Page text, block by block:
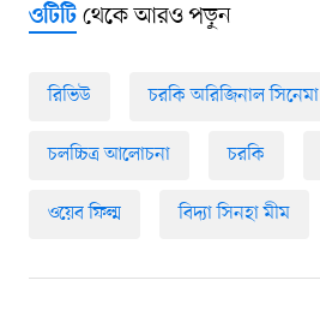
ওটিটিথেকে আরও পড়ুন
রিভিউ চরকি অরিজিনাল সিনেমা
চলচ্চিত্র আলোচনা চরকি
ওয়েব ফিল্ম বিদ্যা সিনহা মীম